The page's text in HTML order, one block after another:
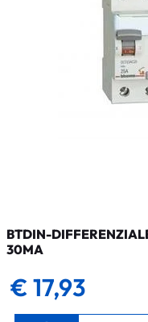
BTDIN-
30MA
€ 17,93